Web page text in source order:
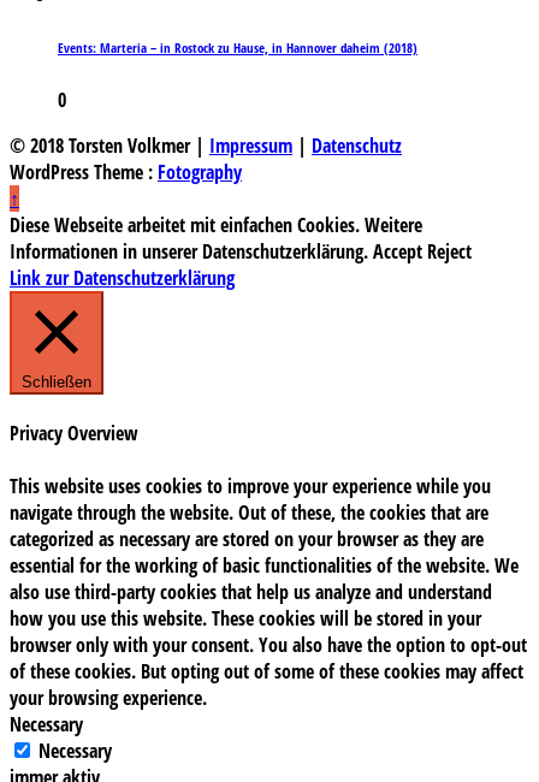
Events: Marteria – in Rostock zu Hause, in Hannover daheim (2018)
0
© 2018 Torsten Volkmer | Impressum | Datenschutz
WordPress Theme : Fotography
↑
Diese Webseite arbeitet mit einfachen Cookies. Weitere
Informationen in unserer Datenschutzerklärung.Accept Reject
Link zur Datenschutzerklärung
Schließen
Privacy Overview
This website uses cookies to improve your experience while you
navigate through the website. Out of these, the cookies that are
categorized as necessary are stored on your browser as they are
essential for the working of basic functionalities of the website. We
also use third-party cookies that help us analyze and understand
how you use this website. These cookies will be stored in your
browser only with your consent. You also have the option to opt-out
of these cookies. But opting out of some of these cookies may affect
your browsing experience.
Necessary
Necessary
immer aktiv